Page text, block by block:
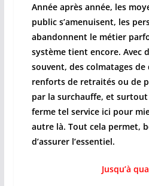
Année après année, les
public s’amenuisent, les
abandonnent le métier
système tient encore. Avec
souvent, des colmatages
renforts de retraités ou de
par la surchauffe, et
ferme tel service ici pour
autre là. Tout cela permet,
d’assurer l’essentiel.
Jusqu’à